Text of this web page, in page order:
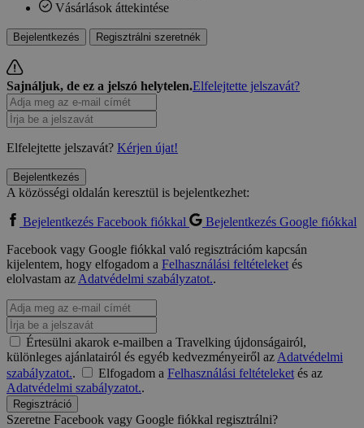
Vásárlások áttekintése
Bejelentkezés Regisztrálni szeretnék
Sajnáljuk, de ez a jelszó helytelen.Elfelejtette jelszavát?
Elfelejtette jelszavát? Kérjen újat!
Bejelentkezés
A közösségi oldalán keresztül is bejelentkezhet:
Bejelentkezés Facebook fiókkal
Bejelentkezés Google fiókkal
Facebook vagy Google fiókkal való regisztrációm kapcsán
kijelentem, hogy elfogadom a Felhasználási feltételeketés
elolvastam azAdatvédelmi szabályzatot..
Értesülni akarok e-mailben a Travelking újdonságairól,
különleges ajánlatairól és egyéb kedvezményeiről azAdatvédelmi
szabályzatot.. Elfogadom a Felhasználási feltételeketés az
Adatvédelmi szabályzatot..
Regisztráció
Szeretne Facebook vagy Google fiókkal regisztrálni?